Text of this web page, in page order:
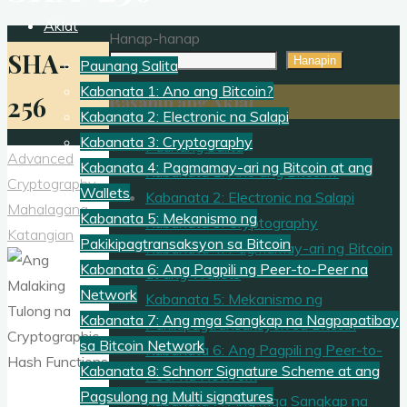
Aklat
Paunang Salita
Kabanata 1: Ano ang Bitcoin?
Kabanata 2: Electronic na Salapi
Kabanata 3: Cryptography
Kabanata 4: Pagmamay-ari ng Bitcoin at ang
Wallets
Kabanata 5: Mekanismo ng
Pakikipagtransaksyon sa Bitcoin
Kabanata 6: Ang Pagpili ng Peer-to-Peer na
Network
Kabanata 7: Ang mga Sangkap na Nagpapatibay
sa Bitcoin Network
Kabanata 8: Schnorr Signature Scheme at ang
Pagsulong ng Multi signatures
SHA-
256
Advanced
Cryptography
Mahalagang
Katangian
Hanap-hanap
Hanapin
Basahin ang Aklat
Paunang Salita
Kabanata 1: Ano ang Bitcoin?
Kabanata 2: Electronic na Salapi
Kabanata 3: Cryptography
Kabanata 4: Pagmamay-ari ng Bitcoin
at ang Wallets
Kabanata 5: Mekanismo ng
Pakikipagtransaksyon sa Bitcoin
Kabanata 6: Ang Pagpili ng Peer-to-
Peer na Network
Kabanata 7: Ang mga Sangkap na